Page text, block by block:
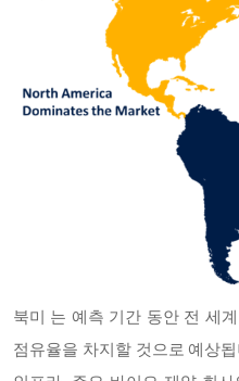
북미 는 예측 기간 동안 전 세
점유율을 차지할 것으로 예상